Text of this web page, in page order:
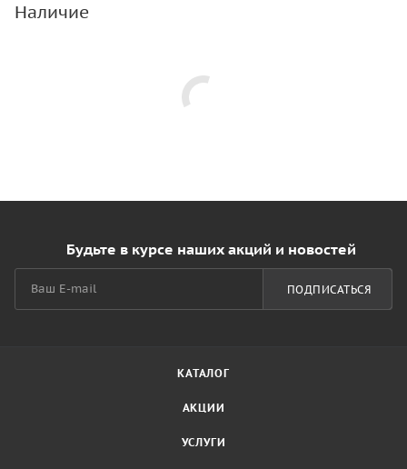
Наличие
Будьте в курсе наших акций и новостей
ПОДПИСАТЬСЯ
КАТАЛОГ
АКЦИИ
УСЛУГИ